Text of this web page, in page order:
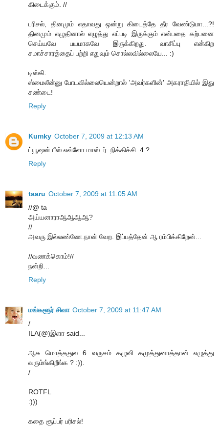
கிடைக்கும். //
பரிசல், தினமும் எதாவது ஒன்று கிடைத்தே தீர வேண்டுமா...?!
தினமும் எழுதினால் எழுத்து எப்படி இருக்கும் என்பதை கற்பனை
செய்யவே பயமாகவே இருக்கிறது. வாசிப்பு என்கிற
சமாச்சாரத்தைப் பற்றி எதுவும் சொல்லவில்லையே... :)
டிஸ்கி:
ஸ்மைலீன்னு போடவில்லையென்றால் 'அவர்களின்' அகராதியில் இது
சண்டை!
Reply
Kumky October 7, 2009 at 12:13 AM
ட்யூஷன் பீஸ் எவ்ளோ மாஸ்டர்..நிக்கிச்சி..4.?
Reply
taaru October 7, 2009 at 11:05 AM
//@ ta
அய்யனாராஆஆஆஆ?
//
அவரு இல்லண்ணே.நான் வேற. இப்பத்தேன் ஆ ரம்பிக்கிறேன்...
//வணக்கொம்!//
நன்றி...
Reply
மங்களூர் சிவா October 7, 2009 at 11:47 AM
/
ILA(@)இளா said...
ஆக மொத்ததுல 6 வருசம் கழுவி கமுத்துனாத்தான் எழுத்து
வரும்ங்கிறீங்க ? :)).
/
ROTFL
:)))
கதை சூப்பர் பரிசல்!